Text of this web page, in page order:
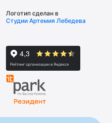
Логотип сделан в
Студии Артемия Лебедева